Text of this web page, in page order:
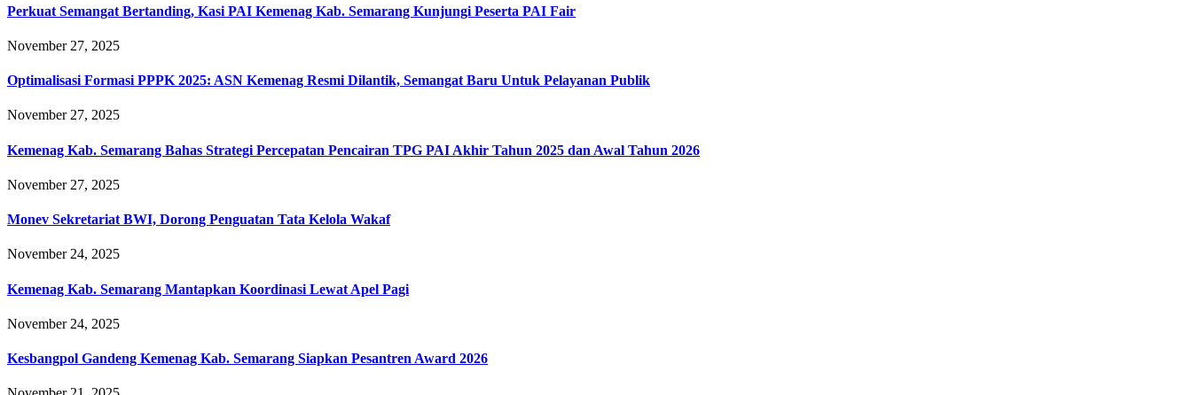
Perkuat Semangat Bertanding, Kasi PAI Kemenag Kab. Semarang Kunjungi Peserta PAI Fair
November 27, 2025
Optimalisasi Formasi PPPK 2025: ASN Kemenag Resmi Dilantik, Semangat Baru Untuk Pelayanan Publik
November 27, 2025
Kemenag Kab. Semarang Bahas Strategi Percepatan Pencairan TPG PAI Akhir Tahun 2025 dan Awal Tahun 2026
November 27, 2025
Monev Sekretariat BWI, Dorong Penguatan Tata Kelola Wakaf
November 24, 2025
Kemenag Kab. Semarang Mantapkan Koordinasi Lewat Apel Pagi
November 24, 2025
Kesbangpol Gandeng Kemenag Kab. Semarang Siapkan Pesantren Award 2026